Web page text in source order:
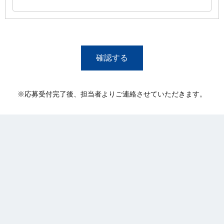
※ 応募受付完了後、担当者よりご連絡させていただきます。